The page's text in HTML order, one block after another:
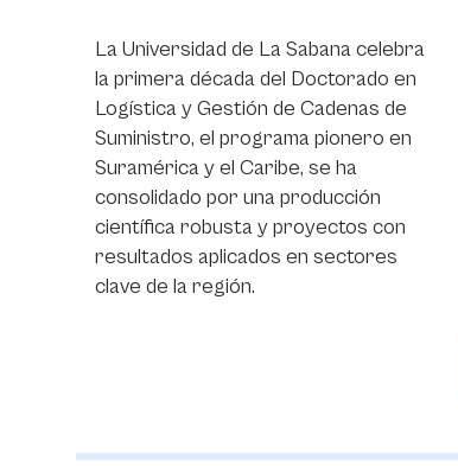
La Universidad de La Sabana celebra
la primera década del Doctorado en
Logística y Gestión de Cadenas de
Suministro, el programa pionero en
Suramérica y el Caribe, se ha
consolidado por una producción
científica robusta y proyectos con
resultados aplicados en sectores
clave de la región.